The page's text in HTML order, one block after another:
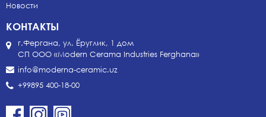
Новости
КОНТАКТЫ
г.Фергана, ул. Ёруглик, 1 дом
СП ООО «Modern Cerama Industries Ferghana»
info@moderna-ceramic.uz
+99895 400-18-00